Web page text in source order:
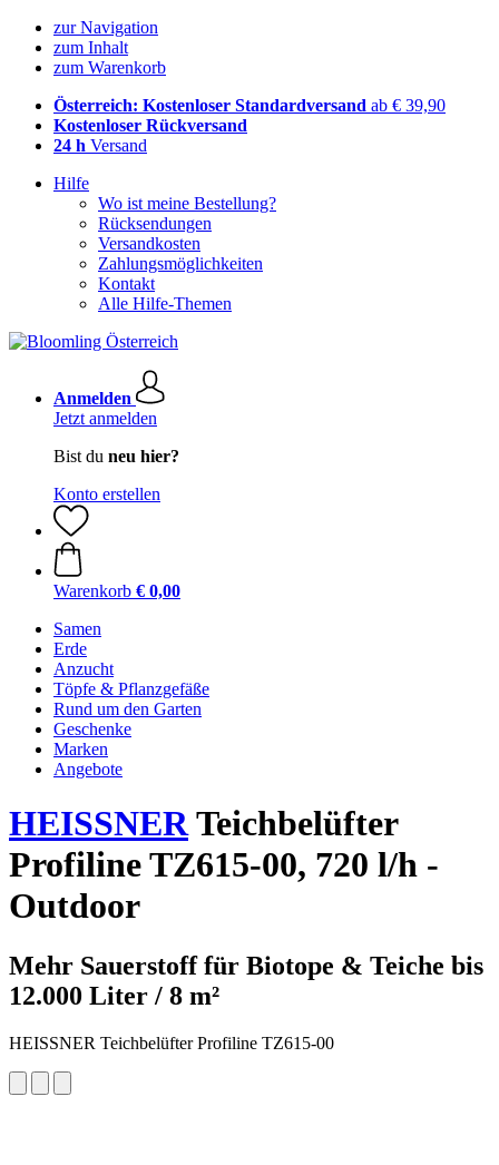
zur Navigation
zum Inhalt
zum Warenkorb
Österreich: Kostenloser Standardversand ab € 39,90
Kostenloser Rückversand
24 h Versand
Hilfe
Wo ist meine Bestellung?
Rücksendungen
Versandkosten
Zahlungsmöglichkeiten
Kontakt
Alle Hilfe-Themen
Anmelden
Jetzt anmelden
Bist du neu hier?
Konto erstellen
Warenkorb € 0,00
Samen
Erde
Anzucht
Töpfe & Pflanzgefäße
Rund um den Garten
Geschenke
Marken
Angebote
HEISSNERTeichbelüfter
Profiline TZ615-00, 720 l/h -
Outdoor
Mehr Sauerstoff für Biotope & Teiche bis
12.000 Liter / 8 m²
HEISSNER Teichbelüfter Profiline TZ615-00